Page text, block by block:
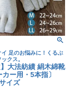
イ 足のお悩みに！くるぶ
クス。
】大法紡績 絹木綿靴
ー用・5本指〕
イズ